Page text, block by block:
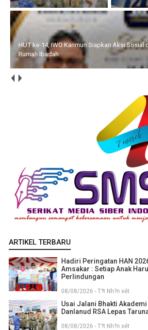
HUT ke-14, IWO Karimun Siapkan Aksi Sosial
Rumah Ibadah
ARTIKEL TERBARU
Hadiri Peringatan HAN
Amsakar : Setiap Anak
Perlindungan
08/08/2026 - T?t Nh?n xét
Usai Jalani Bhakti Akademi
Danlanud RSA Lepas
08/08/2026 - T?t Nh?n xét